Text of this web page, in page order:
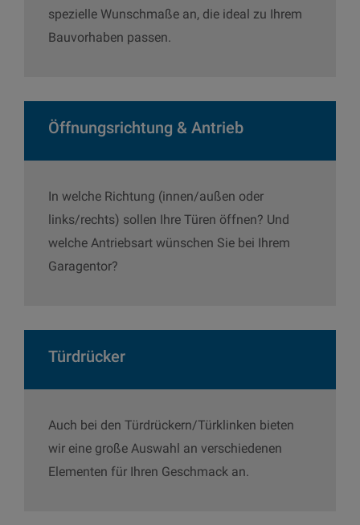
spezielle Wunschmaße an, die ideal zu Ihrem
Bauvorhaben passen.
Öffnungsrichtung & Antrieb
In welche Richtung (innen/außen oder
links/rechts) sollen Ihre Türen öffnen? Und
welche Antriebsart wünschen Sie bei Ihrem
Garagentor?
Türdrücker
Auch bei den Türdrückern/Türklinken bieten
wir eine große Auswahl an verschiedenen
Elementen für Ihren Geschmack an.